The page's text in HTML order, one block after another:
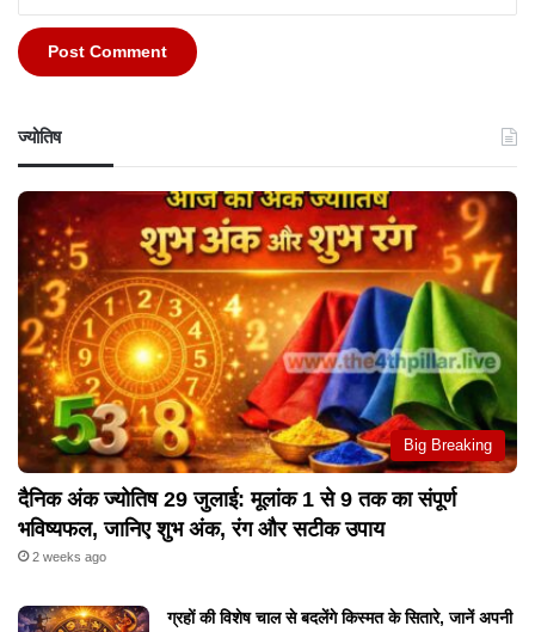
ज्योतिष
Big Breaking
दैनिक अंक ज्योतिष 29 जुलाई: मूलांक 1 से 9 तक का संपूर्ण
भविष्यफल, जानिए शुभ अंक, रंग और सटीक उपाय
2 weeks ago
ग्रहों की विशेष चाल से बदलेंगे किस्मत के सितारे, जानें अपनी